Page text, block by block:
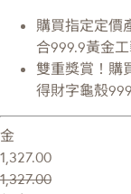
購買指定定價
合999.9黃金
雙重獎賞！購
得財字龜殼
金
1,327.00
1,327.00